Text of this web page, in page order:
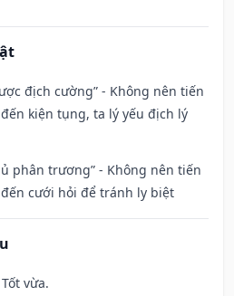
địch cường” - Không nên tiến
kiện tụng, ta lý yếu địch lý
phân trương” - Không nên tiến
cưới hỏi để tránh ly biệt
vừa.